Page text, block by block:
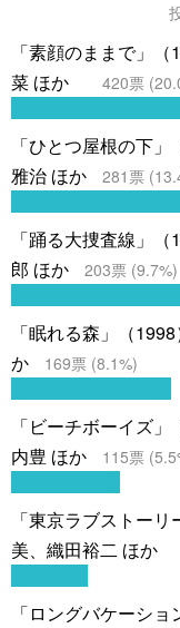
「素顔のままで」
菜 ほか
420票 (
「ひとつ屋根の下
雅治 ほか
281 票 (
「踊る大捜査線」
郎 ほか
203票 (9.7%)
「眠れる森」（
か
169票 (8.1%)
「ビーチボーイズ
内豊 ほか
115票 (5.5
「東京ラブストー
美、織田裕二 ほか
「ロングバケーシ